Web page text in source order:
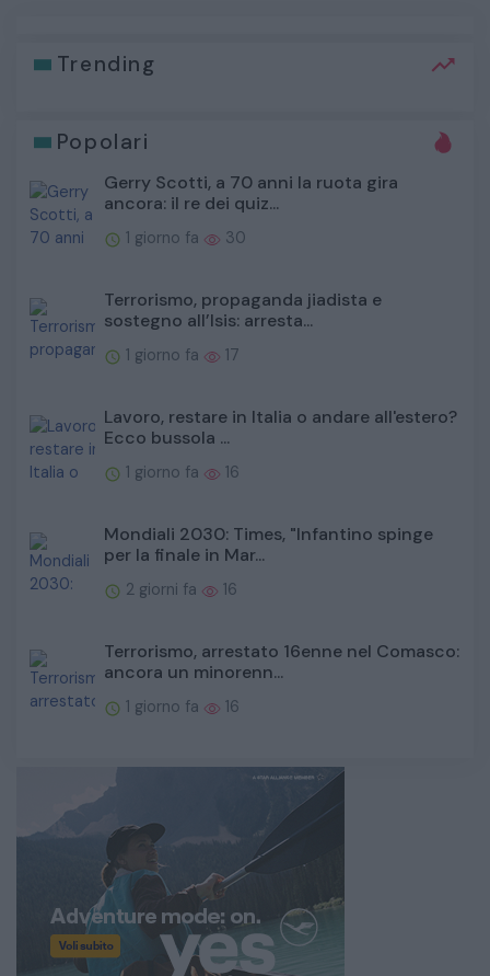
Trending
Popolari
Gerry Scotti, a 70 anni la ruota gira
ancora: il re dei quiz...
1 giorno fa 30
Terrorismo, propaganda jiadista e
sostegno all’Isis: arresta...
1 giorno fa 17
Lavoro, restare in Italia o andare all'estero?
Ecco bussola ...
1 giorno fa 16
Mondiali 2030: Times, "Infantino spinge
per la finale in Mar...
2 giorni fa 16
Terrorismo, arrestato 16enne nel Comasco:
ancora un minorenn...
1 giorno fa 16